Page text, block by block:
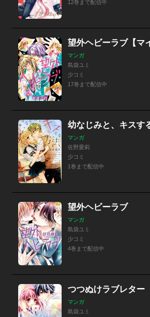
12巻まで配信中
望外ヘビーラブ【マ
マンガ
島袋ユミ
少コミ
17巻まで配信中
幼なじみと、キスす
マンガ
佐野愛莉
少コミ
1巻まで配信中
望外ヘビーラブ
マンガ
島袋ユミ
少コミ
4巻まで配信中
つつぬけラブレター
マンガ
島袋ユミ